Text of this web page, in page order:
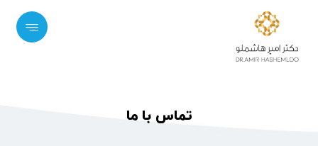
تماس با ما